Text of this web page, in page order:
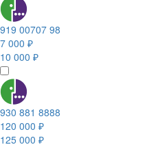
919 00707 98
7 000 ₽
10 000 ₽
930 881 8888
120 000 ₽
125 000 ₽